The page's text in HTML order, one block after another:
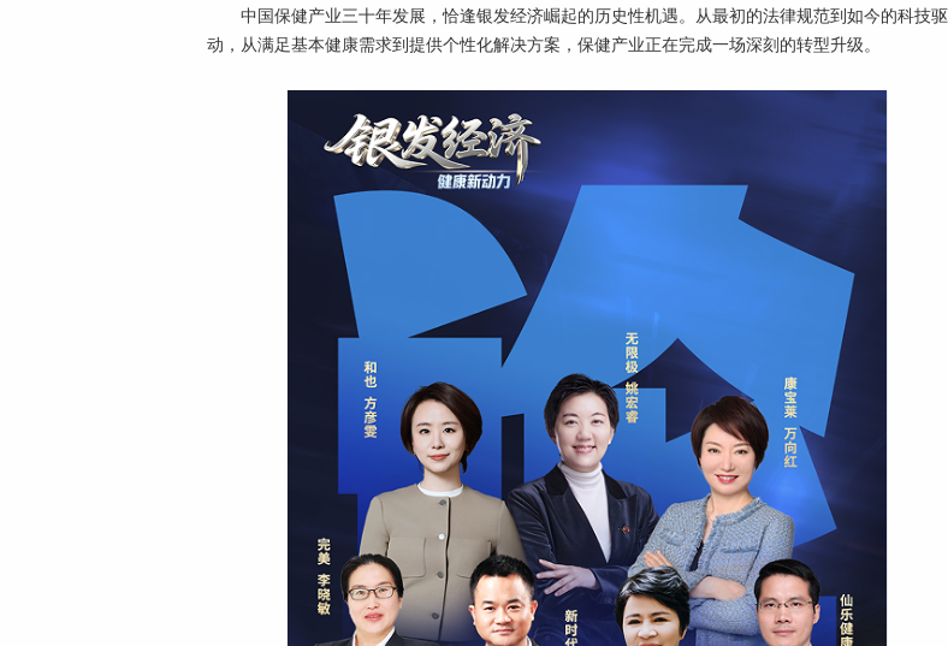
中国保健产业三十年发展，恰逢银发经济崛起的历史性机遇。从最初的法律规范到如今的科技驱
动，从满足基本健康需求到提供个性化解决方案，保健产业正在完成一场深刻的转型升级。